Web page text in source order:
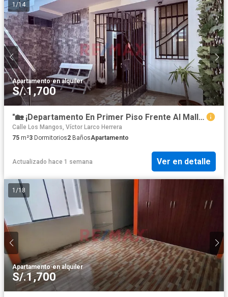
1/14
Apartamento·en alquiler
S/.1,700
"🏡 ¡Departamento En Primer Piso Frente Al Mall Plaza Trujillo! 🌟"
Calle Los Mangos, Víctor Larco Herrera
75 m²3 Dormitorios2 BañosApartamento
Actualizado hace 1 semana Ver en detalle
1 /18
Apartamento·en alquiler
S/.1,700